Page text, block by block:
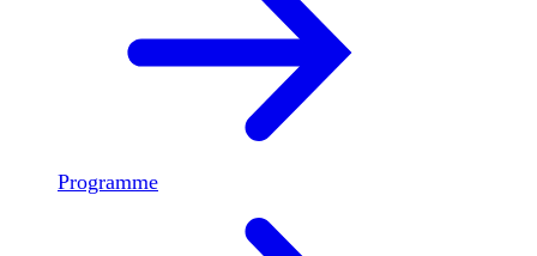
Programme